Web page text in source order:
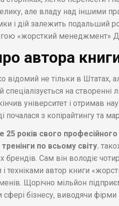
але владу над іншими
і дій залежить подальший
«жорсткий менеджмент»
автора
не тільки в Штатах,
на створенні
університет і отримав
з копірайтингу та
25 років свого
по всьому світу.
брендів. Сам він володіє
техніками автор книги
Щорічно мільйон
бізнесу, виводячи